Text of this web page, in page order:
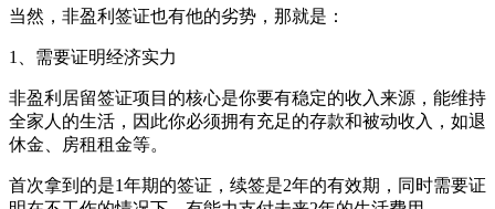
当然，非盈利签证也有他的劣势，那就是：
1、需要证明经济实力
非盈利居留签证项目的核心是你要有稳定的收入来源，能维持
全家人的生活，因此你必须拥有充足的存款和被动收入，如退
休金、房租租金等。
首次拿到的是1年期的签证，续签是2年的有效期，同时需要证